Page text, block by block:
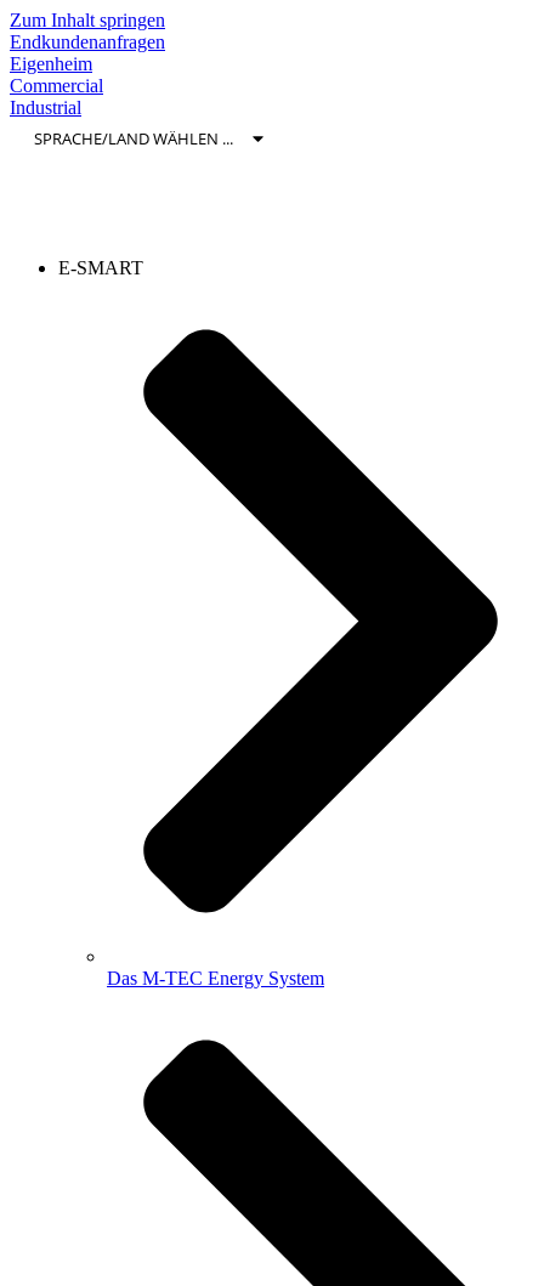
Zum Inhalt springen
Endkundenanfragen
Eigenheim
Commercial
Industrial
E-SMART
Das M-TEC Energy System